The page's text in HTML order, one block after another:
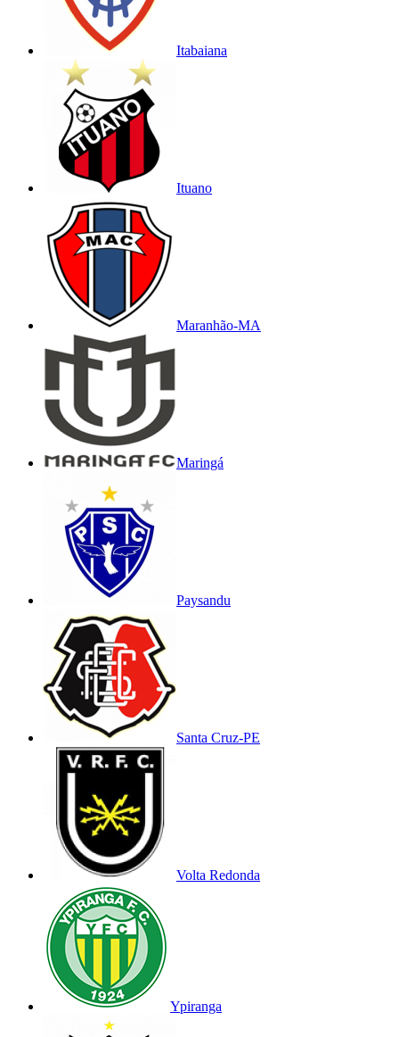
Itabaiana
Ituano
Maranhão-MA
Maringá
Paysandu
Santa Cruz-PE
Volta Redonda
Ypiranga